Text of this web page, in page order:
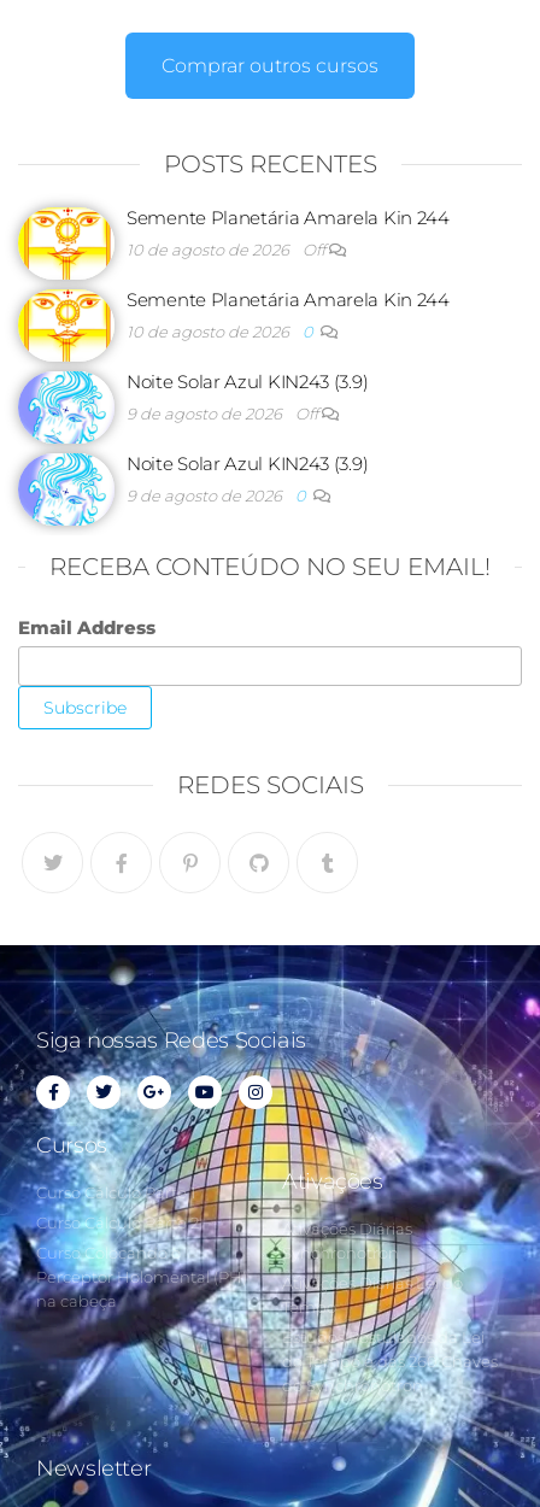
Comprar outros cursos
POSTS RECENTES
Semente Planetária Amarela Kin 244
10 de agosto de 2026 Off
Semente Planetária Amarela Kin 244
10 de agosto de 2026 0
Noite Solar Azul KIN243 (3.9)
9 de agosto de 2026 Off
Noite Solar Azul KIN243 (3.9)
9 de agosto de 2026 0
RECEBA CONTEÚDO NO SEU EMAIL!
Email Address
REDES SOCIAIS
Siga nossas Redes Sociais
Cursos
Curso Cálculo Parte 1
Curso Cálculo Parte 2
Curso Colocando o
Perceptor Holomental (PH)
na cabeça
Ativações
Ativações Diárias
Synchronotron
Ativações Diárias Lei do
Tempo
Estudos Postulados da Lei
do Tempo e das 260 Chaves
do Synchronotron
Newsletter